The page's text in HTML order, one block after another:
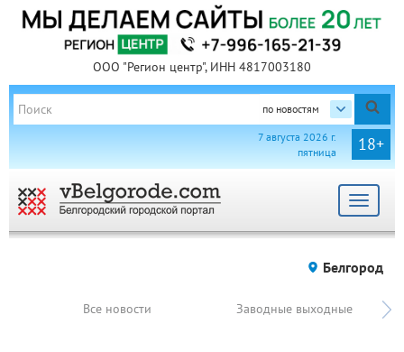
ООО "Регион центр", ИНН 4817003180
по новостям
18+
7 августа 2026 г.
пятница
Toggle
Белгород
Все новости Заводные выходные